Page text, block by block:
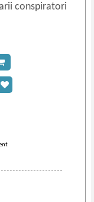
conspiratori